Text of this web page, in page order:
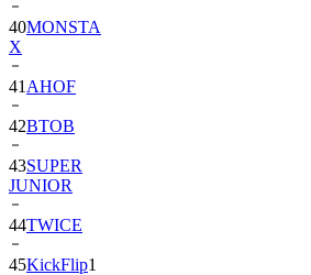
40MONSTA
X
41 AHOF
42BTOB
43SUPER
JUNIOR
44TWICE
45KickFlip1